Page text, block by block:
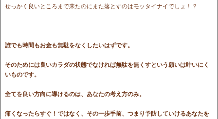
せっかく良いところまで来たのにまた落とすのはモッタイナイでしょ！？
誰でも時間もお金も無駄をなくしたいはずです。
そのためには良いカラダの状態でなければ無駄を無くすという願いは叶いにく
いものです。
全てを良い方向に導けるのは、あなたの考え方のみ。
痛くなったらすぐ！ではなく、その一歩手前、つまり予防していけるあなたを